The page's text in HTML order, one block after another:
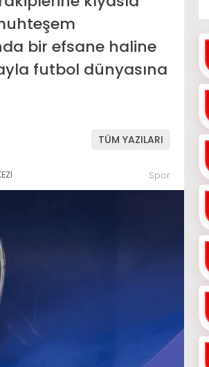
bir efsane haline
futbol dünyasına
TÜM YAZILARI
Spor